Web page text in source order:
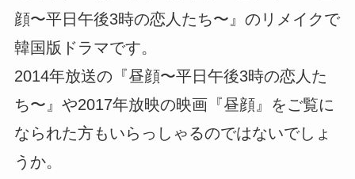
顔〜平日午後3時の恋人たち〜』のリメイクで
韓国版ドラマです。
2014年放送の『昼顔〜平日午後3時の恋人た
ち〜』や2017年放映の映画『昼顔』をご覧に
なられた方もいらっしゃるのではないでしょ
うか。